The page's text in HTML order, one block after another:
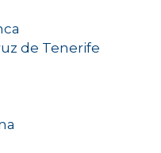
de Tenerife